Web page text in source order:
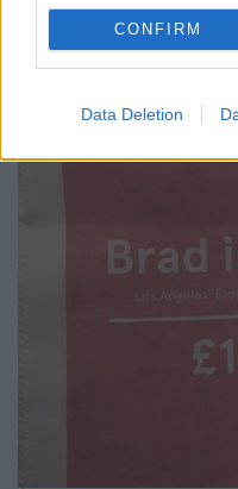
CONFIRM
Data Deletion
Ha valamit igazán
Mi lehet annyira
érte végzetes harcba